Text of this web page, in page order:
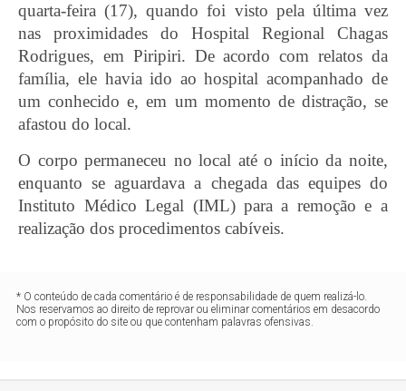
quarta-feira (17), quando foi visto pela última vez
nas proximidades do Hospital Regional Chagas
Rodrigues, em Piripiri. De acordo com relatos da
família, ele havia ido ao hospital acompanhado de
um conhecido e, em um momento de distração, se
afastou do local.
O corpo permaneceu no local até o início da noite,
enquanto se aguardava a chegada das equipes do
Instituto Médico Legal (IML) para a remoção e a
realização dos procedimentos cabíveis.
* O conteúdo de cada comentário é de responsabilidade de quem realizá-lo.
Nos reservamos ao direito de reprovar ou eliminar comentários em desacordo
com o propósito do site ou que contenham palavras ofensivas.